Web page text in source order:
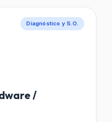
Diagnóstico y S.O.
/